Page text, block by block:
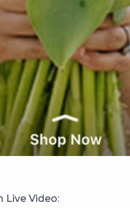
Live Video: